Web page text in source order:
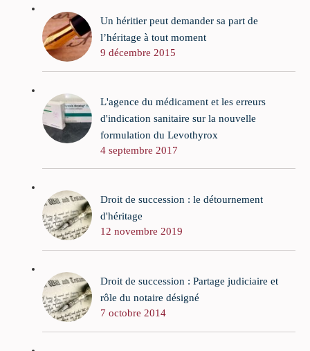
Un héritier peut demander sa part de
l’héritage à tout moment
9 décembre 2015
L'agence du médicament et les erreurs
d'indication sanitaire sur la nouvelle
formulation du Levothyrox
4 septembre 2017
Droit de succession : le détournement
d'héritage
12 novembre 2019
Droit de succession : Partage judiciaire et
rôle du notaire désigné
7 octobre 2014